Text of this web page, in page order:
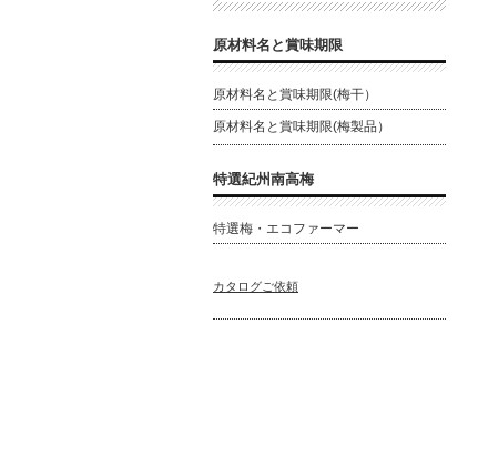
原材料名と賞味期限
原材料名と賞味期限(梅干）
原材料名と賞味期限(梅製品）
特選紀州南高梅
特選梅・エコファーマー
カタログご依頼